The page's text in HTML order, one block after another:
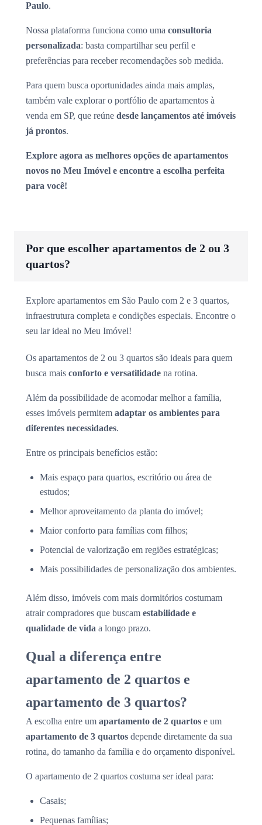
Paulo.
Nossa plataforma funciona como uma consultoria
personalizada: basta compartilhar seu perfil e
preferências para receber recomendações sob medida.
Para quem busca oportunidades ainda mais amplas,
também vale explorar o portfólio de apartamentos à
venda em SP, que reúne desde lançamentos até imóveis
já prontos.
Explore agora as melhores opções de apartamentos
novos no Meu Imóvel e encontre a escolha perfeita
para você!
Por que escolher apartamentos de 2 ou 3
quartos?
Explore apartamentos em São Paulo com 2 e 3 quartos,
infraestrutura completa e condições especiais. Encontre o
seu lar ideal no Meu Imóvel!
Os apartamentos de 2 ou 3 quartos são ideais para quem
busca mais conforto e versatilidade na rotina.
Além da possibilidade de acomodar melhor a família,
esses imóveis permitem adaptar os ambientes para
diferentes necessidades.
Entre os principais benefícios estão:
Mais espaço para quartos, escritório ou área de
estudos;
Melhor aproveitamento da planta do imóvel;
Maior conforto para famílias com filhos;
Potencial de valorização em regiões estratégicas;
Mais possibilidades de personalização dos ambientes.
Além disso, imóveis com mais dormitórios costumam
atrair compradores que buscam estabilidade e
qualidade de vida a longo prazo.
Qual a diferença entre
apartamento de 2 quartos e
apartamento de 3 quartos?
A escolha entre um apartamento de 2 quartos e um
apartamento de 3 quartos depende diretamente da sua
rotina, do tamanho da família e do orçamento disponível.
O apartamento de 2 quartos costuma ser ideal para:
Casais;
Pequenas famílias;